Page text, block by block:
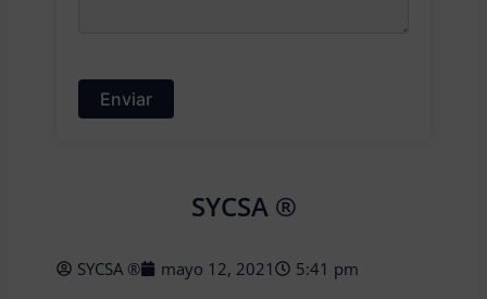
SYCSA ®
SYCSA ® mayo 12, 2021 5:41 pm